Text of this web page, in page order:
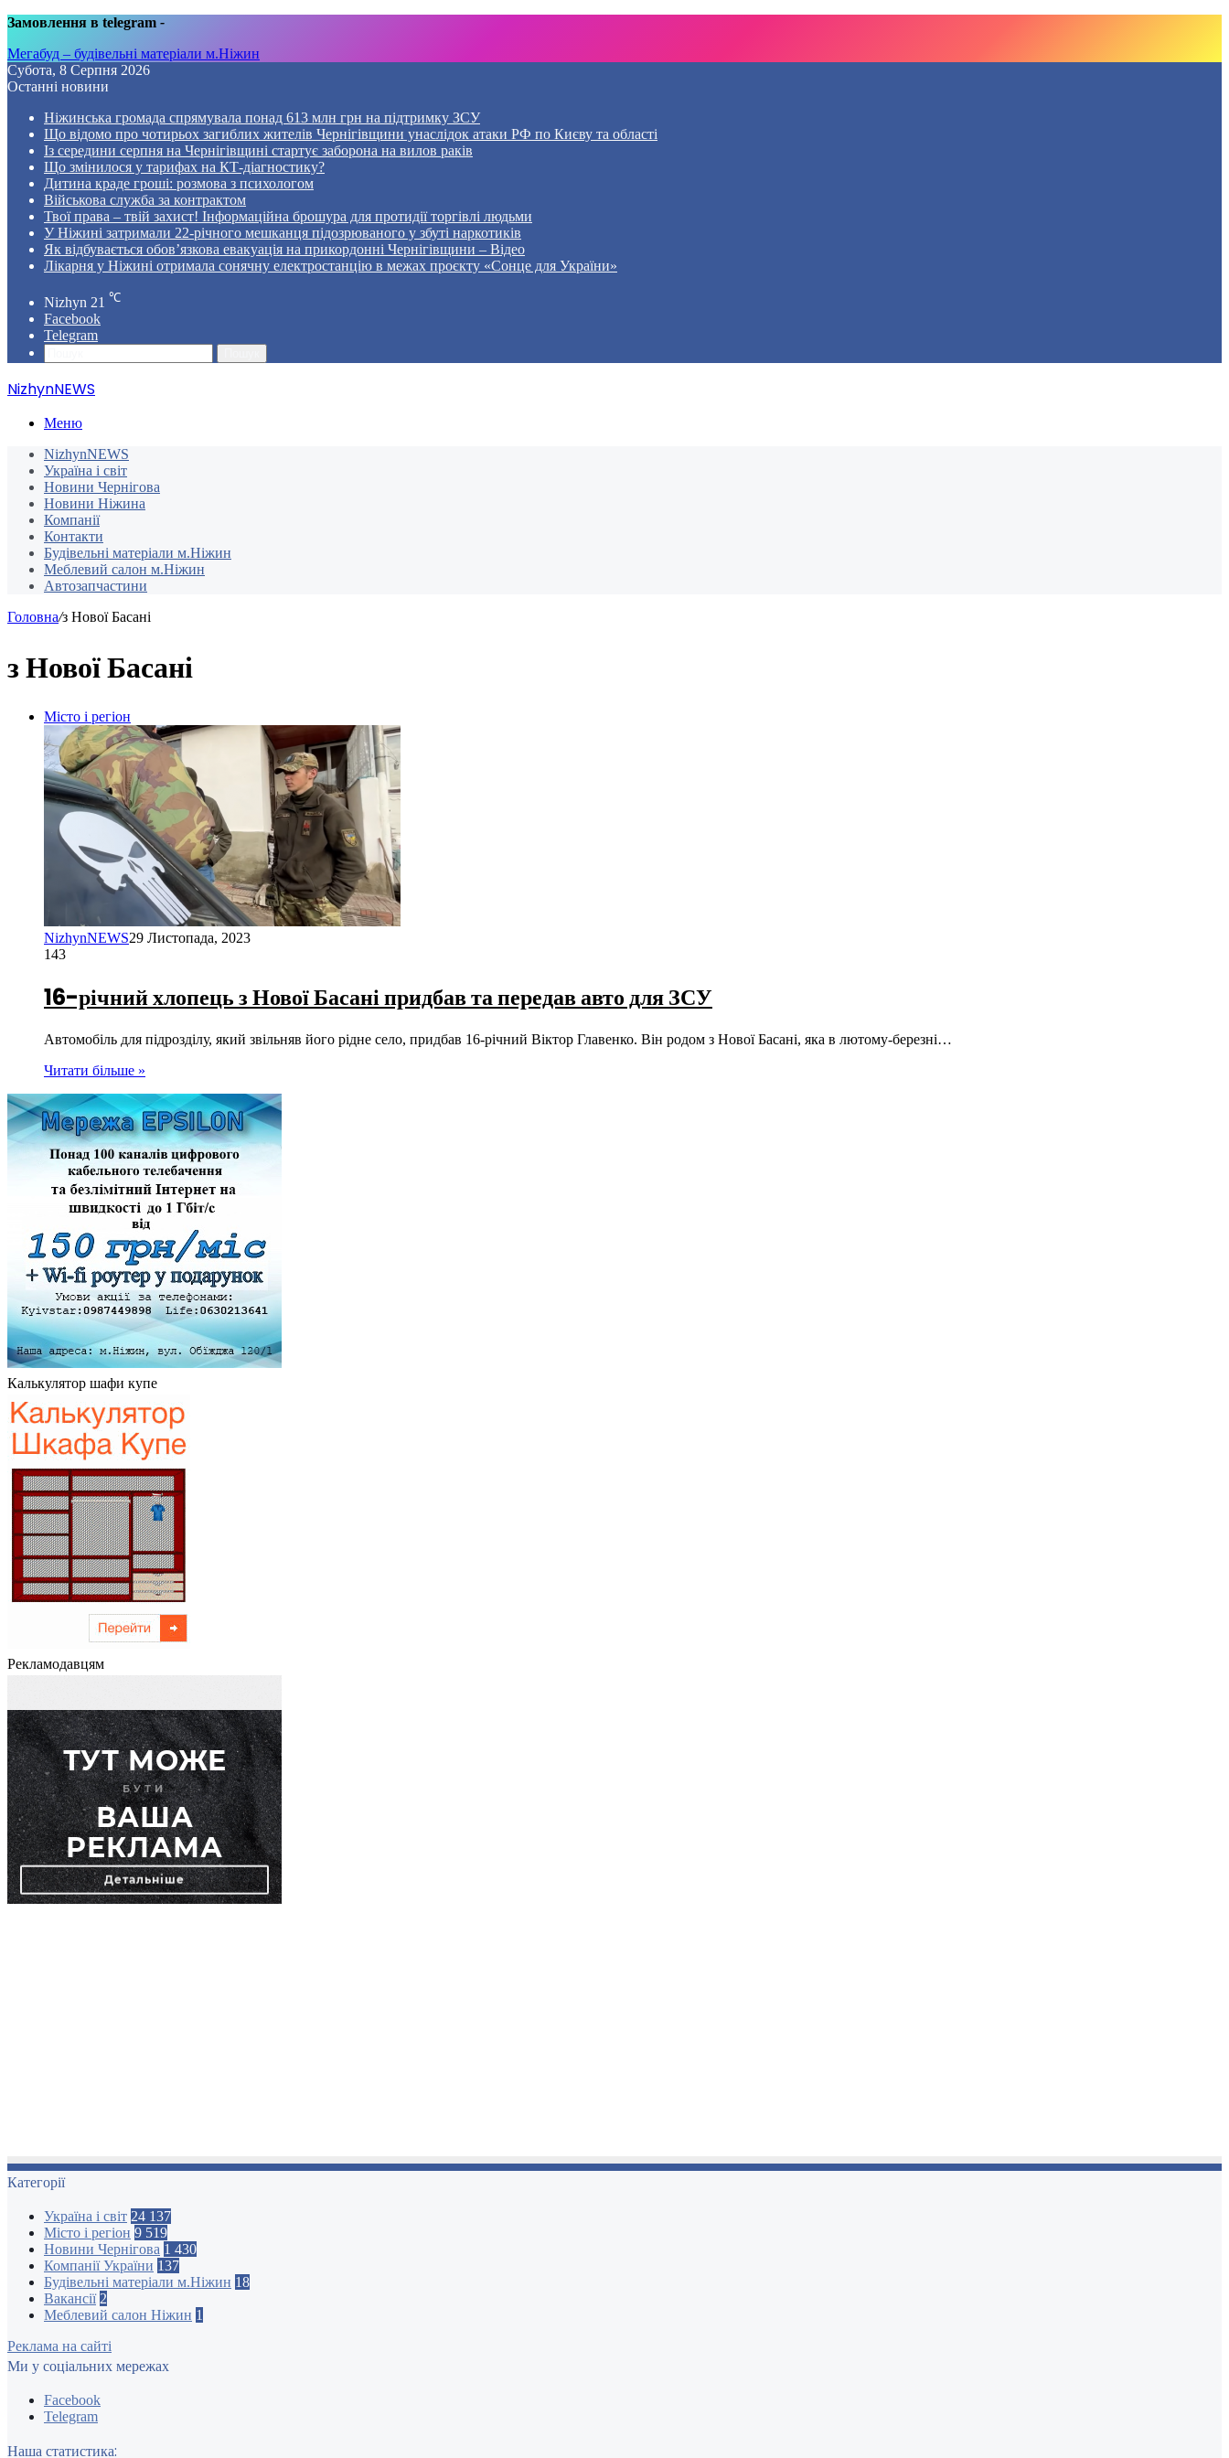
Замовлення в telegram -
Мегабуд – будівельні матеріали м.Ніжин
Субота, 8 Серпня 2026
Останні новини
Ніжинська громада спрямувала понад 613 млн грн на підтримку ЗСУ
Що відомо про чотирьох загиблих жителів Чернігівщини унаслідок атаки РФ по Києву та області
Із середини серпня на Чернігівщині стартує заборона на вилов раків
Що змінилося у тарифах на КТ-діагностику?
Дитина краде гроші: розмова з психологом
Військова служба за контрактом
Твої права – твій захист! Інформаційна брошура для протидії торгівлі людьми
У Ніжині затримали 22-річного мешканця підозрюваного у збуті наркотиків
Як відбувається обов’язкова евакуація на прикордонні Чернігівщини – Відео
Лікарня у Ніжині отримала сонячну електростанцію в межах проєкту «Сонце для України»
Nizhyn 21 ℃
Facebook
Telegram
NizhynNEWS
Меню
NizhynNEWS
Україна і світ
Новини Чернігова
Новини Ніжина
Компанії
Контакти
Будівельні матеріали м.Ніжин
Меблевий салон м.Ніжин
Автозапчастини
Головна/з Нової Басані
з Нової Басані
Місто і регіон
NizhynNEWS29 Листопада, 2023
143
16-річний хлопець з Нової Басані придбав та передав авто для ЗСУ
Автомобіль для підрозділу, який звільняв його рідне село, придбав 16-річний Віктор Главенко. Він родом з Нової Басані, яка в лютому-березні…
Читати більше »
Калькулятор шафи купе
Рекламодавцям
Категорії
Україна і світ 24 137
Місто і регіон 9 519
Новини Чернігова 1 430
Компанії України 137
Будівельні матеріали м.Ніжин 18
Вакансії 2
Меблевий салон Ніжин 1
Реклама на сайті
Ми у соціальних мережах
Facebook
Telegram
Наша статистика: